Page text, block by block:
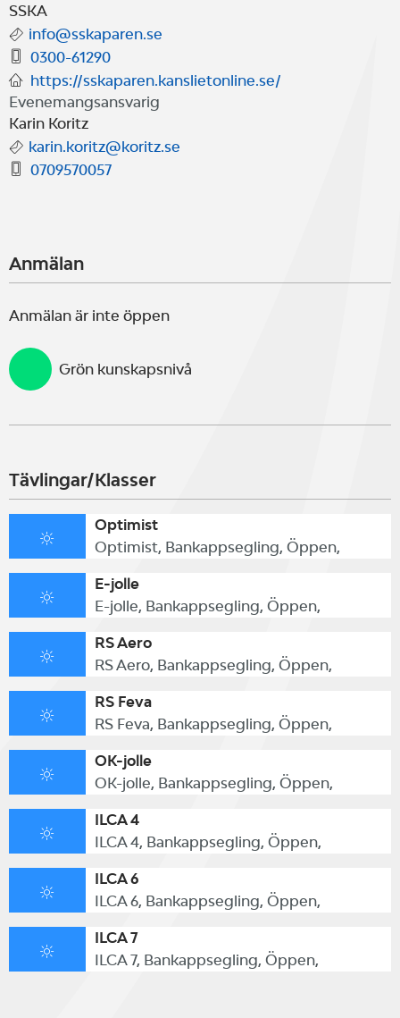
vi tur kommer även tomten på
besök.
Julfika ingår till seglarna.
Program:
Kl. 10.00 Registrering
Kl. 10.30 Rorsmansmöte
Kl. 11.00 Första start
Två seglingar planeras - väder och
vind avgör
Anmälan i Sailarena senast den 4
december (200 kr enmansbåt, 400
kr tvåmansbåt) eller på plats den 6
december (300/600 kr).
VÄLKOMNA!
SSKA
info@sskaparen.se
0300-61290
https://sskaparen.kanslietonline.se/
Evenemangsansvarig
Karin Koritz
karin.koritz@koritz.se
0709570057
Anmälan
Anmälan är inte öppen
Grön kunskapsnivå
Tävlingar/Klasser
Optimist
Optimist, Bankappsegling, Öppen,
E-jolle
E-jolle, Bankappsegling, Öppen,
RS Aero
RS Aero, Bankappsegling, Öppen,
RS Feva
RS Feva, Bankappsegling, Öppen,
OK-jolle
OK-jolle, Bankappsegling, Öppen,
ILCA 4
ILCA 4, Bankappsegling, Öppen,
ILCA 6
ILCA 6, Bankappsegling, Öppen,
ILCA 7
ILCA 7, Bankappsegling, Öppen,